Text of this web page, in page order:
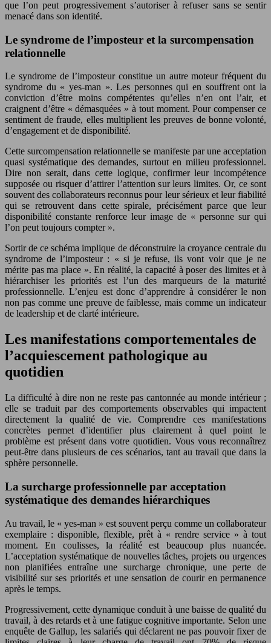
que l’on peut progressivement s’autoriser à refuser sans se sentir
menacé dans son identité.
Le syndrome de l’imposteur et la surcompensation
relationnelle
Le syndrome de l’imposteur constitue un autre moteur fréquent du
syndrome du « yes-man ». Les personnes qui en souffrent ont la
conviction d’être moins compétentes qu’elles n’en ont l’air, et
craignent d’être « démasquées » à tout moment. Pour compenser ce
sentiment de fraude, elles multiplient les preuves de bonne volonté,
d’engagement et de disponibilité.
Cette surcompensation relationnelle se manifeste par une acceptation
quasi systématique des demandes, surtout en milieu professionnel.
Dire non serait, dans cette logique, confirmer leur incompétence
supposée ou risquer d’attirer l’attention sur leurs limites. Or, ce sont
souvent des collaborateurs reconnus pour leur sérieux et leur fiabilité
qui se retrouvent dans cette spirale, précisément parce que leur
disponibilité constante renforce leur image de « personne sur qui
l’on peut toujours compter ».
Sortir de ce schéma implique de déconstruire la croyance centrale du
syndrome de l’imposteur : « si je refuse, ils vont voir que je ne
mérite pas ma place ». En réalité, la capacité à poser des limites et à
hiérarchiser les priorités est l’un des marqueurs de la maturité
professionnelle. L’enjeu est donc d’apprendre à considérer le non
non pas comme une preuve de faiblesse, mais comme un indicateur
de leadership et de clarté intérieure.
Les manifestations comportementales de
l’acquiescement pathologique au
quotidien
La difficulté à dire non ne reste pas cantonnée au monde intérieur ;
elle se traduit par des comportements observables qui impactent
directement la qualité de vie. Comprendre ces manifestations
concrètes permet d’identifier plus clairement à quel point le
problème est présent dans votre quotidien. Vous vous reconnaîtrez
peut-être dans plusieurs de ces scénarios, tant au travail que dans la
sphère personnelle.
La surcharge professionnelle par acceptation
systématique des demandes hiérarchiques
Au travail, le « yes-man » est souvent perçu comme un collaborateur
exemplaire : disponible, flexible, prêt à « rendre service » à tout
moment. En coulisses, la réalité est beaucoup plus nuancée.
L’acceptation systématique de nouvelles tâches, projets ou urgences
non planifiées entraîne une surcharge chronique, une perte de
visibilité sur ses priorités et une sensation de courir en permanence
après le temps.
Progressivement, cette dynamique conduit à une baisse de qualité du
travail, à des retards et à une fatigue cognitive importante. Selon une
enquête de Gallup, les salariés qui déclarent ne pas pouvoir fixer de